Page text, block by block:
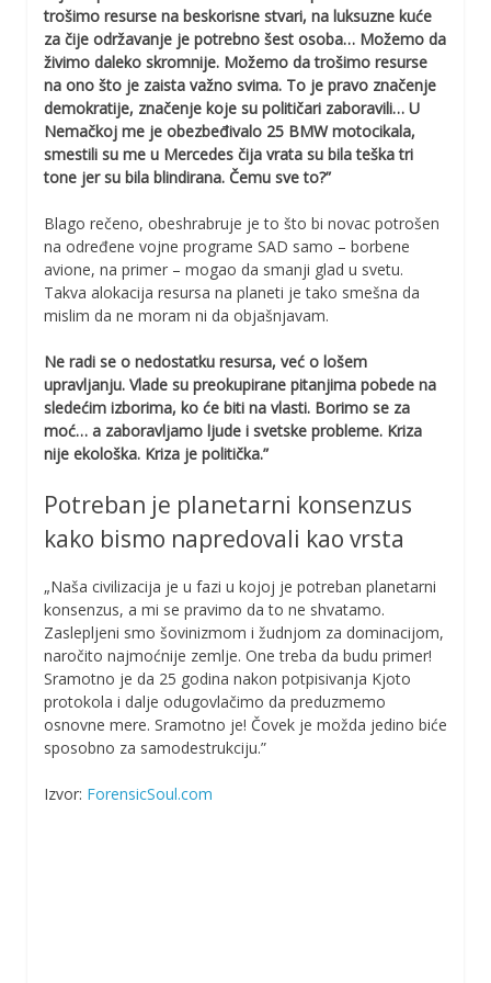
trošimo resurse na beskorisne stvari, na luksuzne kuće
za čije održavanje je potrebno šest osoba… Možemo da
živimo daleko skromnije. Možemo da trošimo resurse
na ono što je zaista važno svima. To je pravo značenje
demokratije, značenje koje su političari zaboravili… U
Nemačkoj me je obezbeđivalo 25 BMW motocikala,
smestili su me u Mercedes čija vrata su bila teška tri
tone jer su bila blindirana. Čemu sve to?”
Blago rečeno, obeshrabruje je to što bi novac potrošen
na određene vojne programe SAD samo – borbene
avione, na primer – mogao da smanji glad u svetu.
Takva alokacija resursa na planeti je tako smešna da
mislim da ne moram ni da objašnjavam.
Ne radi se o nedostatku resursa, već o lošem
upravljanju. Vlade su preokupirane pitanjima pobede na
sledećim izborima, ko će biti na vlasti. Borimo se za
moć… a zaboravljamo ljude i svetske probleme. Kriza
nije ekološka. Kriza je politička.”
Potreban je planetarni konsenzus
kako bismo napredovali kao vrsta
„Naša civilizacija je u fazi u kojoj je potreban planetarni
konsenzus, a mi se pravimo da to ne shvatamo.
Zaslepljeni smo šovinizmom i žudnjom za dominacijom,
naročito najmoćnije zemlje. One treba da budu primer!
Sramotno je da 25 godina nakon potpisivanja Kjoto
protokola i dalje odugovlačimo da preduzmemo
osnovne mere. Sramotno je! Čovek je možda jedino biće
sposobno za samodestrukciju.”
Izvor: ForensicSoul.com